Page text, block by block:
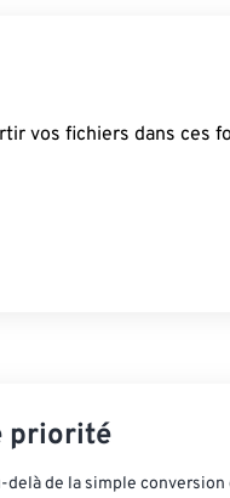
vos fichiers dans ces
priorité
delà de la simple conversion